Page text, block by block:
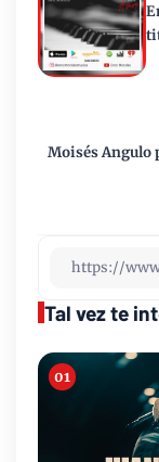
Moisés Angulo
Tal vez te